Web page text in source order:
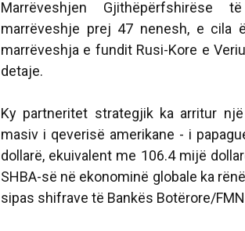
Marrëveshjen Gjithëpërfshirëse
marrëveshje prej 47 nenesh, e cila
marrëveshja e fundit Rusi-Kore e
detaje.
Ky partneritet strategjik ka arritur
masiv i qeverisë amerikane - i
dollarë, ekuivalent me 106.4 mijë
SHBA-së në ekonominë globale ka
sipas shifrave të Bankës Botërore/